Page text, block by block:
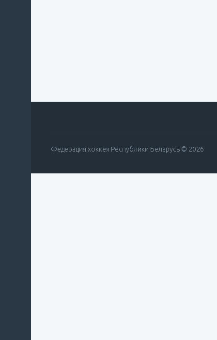
Федерация хоккея Республики Беларусь © 2026